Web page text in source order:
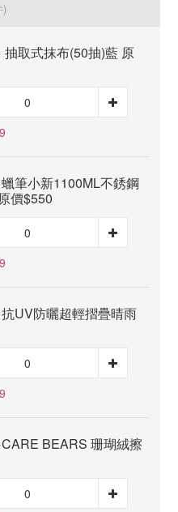
取式抹布(50抽)藍 原
筆小新1100ML不銹鋼
價$550
UV防曬超輕摺疊晴雨
BEARS 珊瑚絨擦